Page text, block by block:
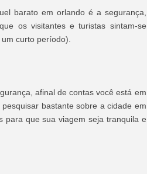
barato em orlando é a segurança,
os visitantes e turistas sintam-se
curto período).
afinal de contas você está em
bastante sobre a cidade em
para que sua viagem seja tranquila e